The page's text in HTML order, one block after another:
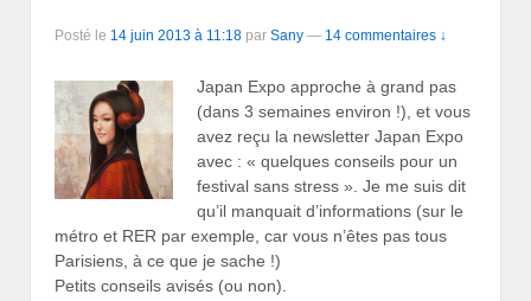
Posté le 14 juin 2013 à 11:18 par Sany — 14 commentaires ↓
Japan Expo approche à grand pas
(dans 3 semaines environ !), et vous
avez reçu la newsletter Japan Expo
avec : « quelques conseils pour un
festival sans stress ». Je me suis dit
qu’il manquait d’informations (sur le
métro et RER par exemple, car vous n’êtes pas tous
Parisiens, à ce que je sache !)
Petits conseils avisés (ou non).